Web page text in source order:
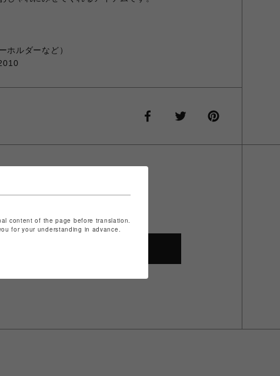
ルダーなど）
content of the page before translation.
for your understanding in advance.